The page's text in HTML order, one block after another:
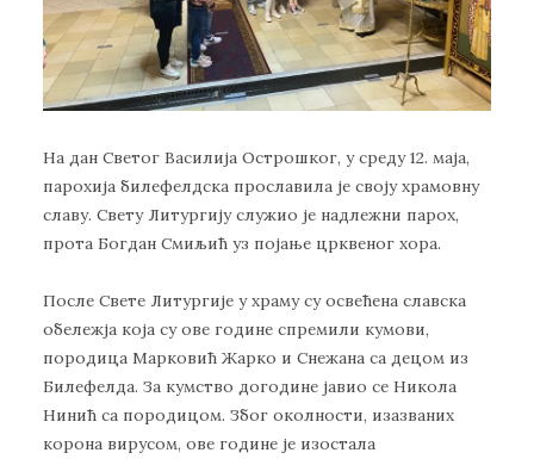
На дан Светог Василија Острошког, у среду 12. маја,
парохија билефелдска прославила је своју храмовну
славу. Свету Литургију служио је надлежни парох,
прота Богдан Смиљић уз појање црквеног хора.
После Свете Литургије у храму су освећена славска
обележја која су ове године спремили кумови,
породица Марковић Жарко и Снежана са децом из
Билефелда. За кумство догодине јавио се Никола
Нинић са породицом. Због околности, изазваних
корона вирусом, ове године је изостала